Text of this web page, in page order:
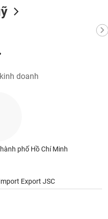
doanh
phố Hồ Chí Minh
Export JSC